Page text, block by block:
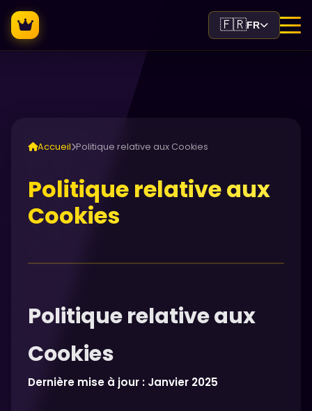
🇫🇷FR
Accueil Politique relative aux Cookies
Politique relative aux
Cookies
Politique relative aux
Cookies
Dernière mise à jour : Janvier 2025